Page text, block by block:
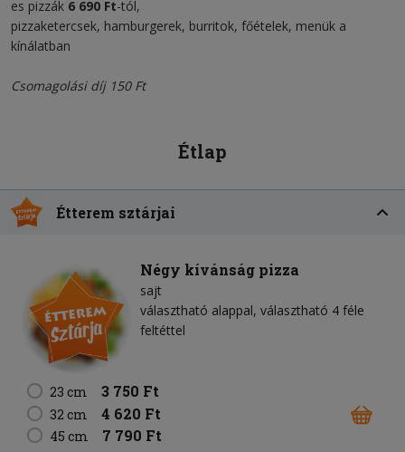
es pizzák 6 690 Ft-tól,
pizzaketercsek, hamburgerek, burritok, főételek, menük a
kínálatban
Csomagolási díj 150 Ft
Étlap
Étterem sztárjai
Négy kívánság pizza
sajt
választható alappal, választható 4 féle
feltéttel
23 cm 3 750 Ft
32 cm 4 620 Ft
45 cm 7 790 Ft